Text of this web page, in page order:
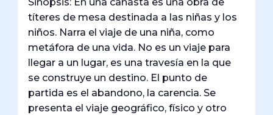
títeres de mesa destinada a las niñas y los
niños. Narra el viaje de una niña, como
metáfora de una vida. No es un viaje para
llegar a un lugar, es una travesía en la que
se construye un destino. El punto de
partida es el abandono, la carencia. Se
presenta el viaje geográfico, físico y otro